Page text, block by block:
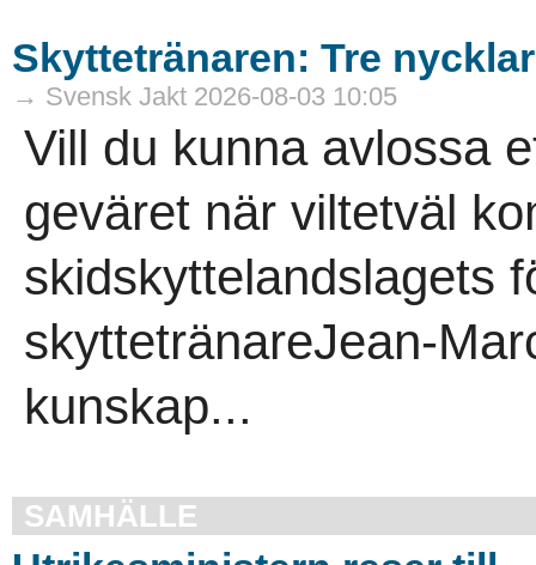
Skyttetränaren: Tre
→ Svensk Jakt 2026-08-03 10:05
Vill du kunna avlossa
geväret när viltetväl
skidskyttelandslagets
skyttetränareJean-
kunskap...
SAMHÄLLE